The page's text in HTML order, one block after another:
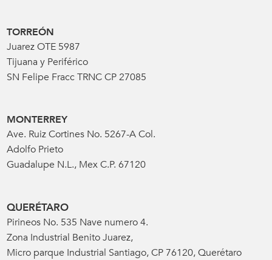
TORREÓN
Juarez OTE 5987
Tijuana y Periférico
SN Felipe Fracc TRNC CP 27085
MONTERREY
Ave. Ruiz Cortines No. 5267-A Col.
Adolfo Prieto
Guadalupe N.L., Mex C.P. 67120
QUERÉTARO
Pirineos No. 535 Nave numero 4.
Zona Industrial Benito Juarez,
Micro parque Industrial Santiago, CP 76120, Querétaro